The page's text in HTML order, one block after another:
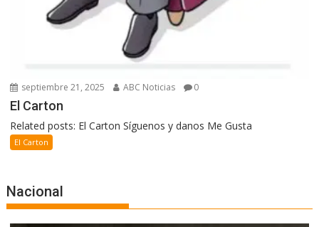
septiembre 21, 2025 ABC Noticias 0
El Carton
Related posts: El Carton Síguenos y danos Me Gusta
El Carton
Nacional